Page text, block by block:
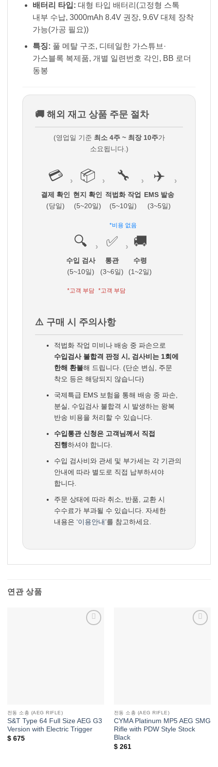
배터리 타입: 대형 타입 배터리(고정형 스톡
내부 수납, 3000mAh 8.4V 권장, 9.6V 대체 장착
가능(가공 필요))
특징: 풀 메탈 구조, 디테일한 가스튜브·
가스블록 복제품, 개별 일련번호 각인, BB 로더
동봉
🚚 해외 재고 상품 주문 절차
(영업일 기준 최소 4주 ~ 최장 10주가
소요됩니다.)
💳
결제 확인
(당일)
› 📦
현지 확인
(5~20일)
› 🔧
적법화 작업
(5~10일)
*비용 없음
› ✈️
EMS 발송
(3~5일)
›
🔍
수입 검사
(5~10일)
*고객 부담
› ✅
통관
(3~6일)
*고객 부담
› 🚚
수령
(1~2일)
⚠️ 구매 시 주의사항
적법화 작업 미비나 배송 중 파손으로
수입검사 불합격 판정 시, 검사비는 1회에
한해 환불해 드립니다. (단순 변심, 주문
착오 등은 해당되지 않습니다)
국제특급 EMS 보험을 통해 배송 중 파손,
분실, 수입검사 불합격 시 발생하는 왕복
반송 비용을 처리할 수 있습니다.
수입통관 신청은 고객님께서 직접
진행하셔야 합니다.
수입 검사비와 관세 및 부가세는 각 기관의
안내에 따라 별도로 직접 납부하셔야
합니다.
주문 상태에 따라 취소, 반품, 교환 시
수수료가 부과될 수 있습니다. 자세한
내용은 ‘이용안내’를 참고하세요.
연관 상품
전동 소총 (AEG RIFLE)
S&T Type 64 Full Size AEG G3
Version with Electric Trigger
$675
전동 소총 (AEG RIFLE)
CYMA Platinum MP5 AEG SMG
Rifle with PDW Style Stock
Black
$261